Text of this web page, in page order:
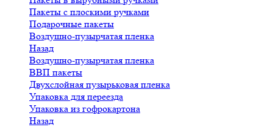
Пакеты с плоскими ручками
Подарочные пакеты
Воздушно-пузырчатая пленка
Назад
Воздушно-пузырчатая пленка
ВВП пакеты
Двухслойная пузырьковая пленка
Упаковка для переезда
Упаковка из гофрокартона
Назад